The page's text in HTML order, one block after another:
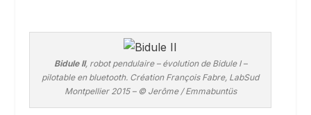
Bidule II, robot pendulaire – évolution de Bidule I –
pilotable en bluetooth. Création François Fabre, LabSud
Montpellier 2015 – © Jerôme / Emmabuntüs